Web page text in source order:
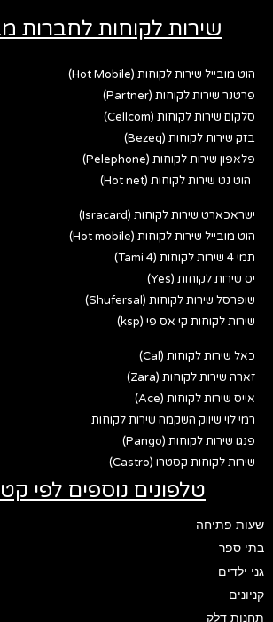
שירות לקוחות לחברות
הוט מובייל שירות לקוחות (Hot Mobile)
פרטנר שירות לקוחות (Partner)
סלקום שירות לקוחות (Cellcom)
בזק שירות לקוחות (Bezeq)
פלאפון שירות לקוחות (Pelephone)
הוט נט שירות לקוחות (Hot net)
ישראכארט שירות לקוחות (Isracard)
הוט מובייל שירות לקוחות (Hot mobile)
תמי 4 שירות לקוחות (Tami 4)
יס שירות לקוחות (Yes)
שופרסל שירות לקוחות (Shufersal)
שירות לקוחות קי אס פי (ksp)
כאל שירות לקוחות (Cal)
זארה שירות לקוחות (Zara)
אייס שירות לקוחות (Ace)
רמי לוי שיווק השקמה שירות לקוחות
פנגו שירות לקוחות (Pango)
שירות לקוחות קסטרו (Castro)
טלפונים נוספים לפי
שעות פתיחה
בתי ספר
גני ילדים
קניונים
תחנות דלק